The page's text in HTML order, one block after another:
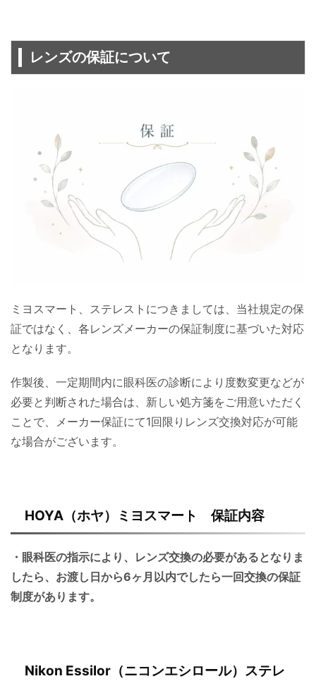
レンズの保証について
ミヨスマート、ステレストにつきましては、当社規定の保
証ではなく、各レンズメーカーの保証制度に基づいた対応
となります。
作製後、一定期間内に眼科医の診断により度数変更などが
必要と判断された場合は、新しい処方箋をご用意いただく
ことで、メーカー保証にて1回限りレンズ交換対応が可能
な場合がございます。
HOYA（ホヤ）ミヨスマート 保証内容
・眼科医の指示により、レンズ交換の必要があるとなりま
したら、お渡し日から6ヶ月以内でしたら一回交換の保証
制度があります。
Nikon Essilor（ニコンエシロール）ステレ